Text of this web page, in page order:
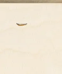
Schritten –